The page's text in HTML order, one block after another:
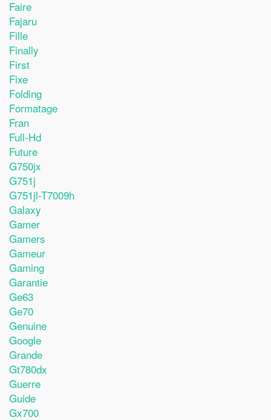
Faire
Fajaru
Fille
Finally
First
Fixe
Folding
Formatage
Fran
Full-Hd
Future
G750jx
G751j
G751jl-T7009h
Galaxy
Gamer
Gamers
Gameur
Gaming
Garantie
Ge63
Ge70
Genuine
Google
Grande
Gt780dx
Guerre
Guide
Gx700